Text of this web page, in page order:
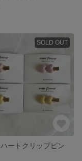
SOLD OUT
ートクリップピン